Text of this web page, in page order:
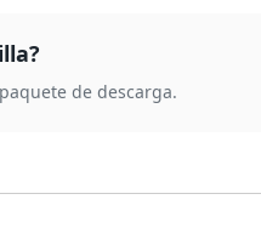
de descarga.